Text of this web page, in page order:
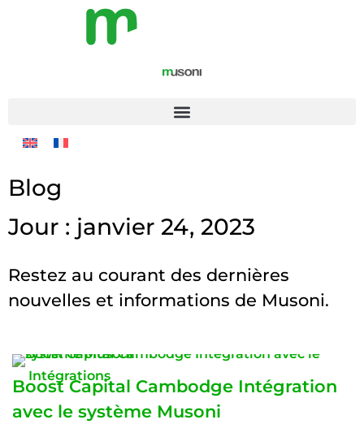
Blog
Jour : janvier 24, 2023
Restez au courant des dernières
nouvelles et informations de Musoni.
Intégrations
Boost Capital Cambodge Intégration
avec le système Musoni